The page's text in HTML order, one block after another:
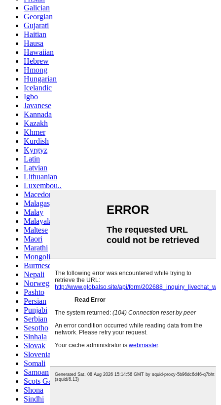
Galician
Georgian
Gujarati
Haitian
Hausa
Hawaiian
Hebrew
Hmong
Hungarian
Icelandic
Igbo
Javanese
Kannada
Kazakh
Khmer
Kurdish
Kyrgyz
Latin
Latvian
Lithuanian
Luxembou..
Macedonian
Malagasy
Malay
Malayalam
Maltese
Maori
Marathi
Mongolian
Burmese
Nepali
Norwegian
Pashto
Persian
Punjabi
Serbian
Sesotho
Sinhala
Slovak
Slovenian
Somali
Samoan
Scots Gaelic
Shona
Sindhi